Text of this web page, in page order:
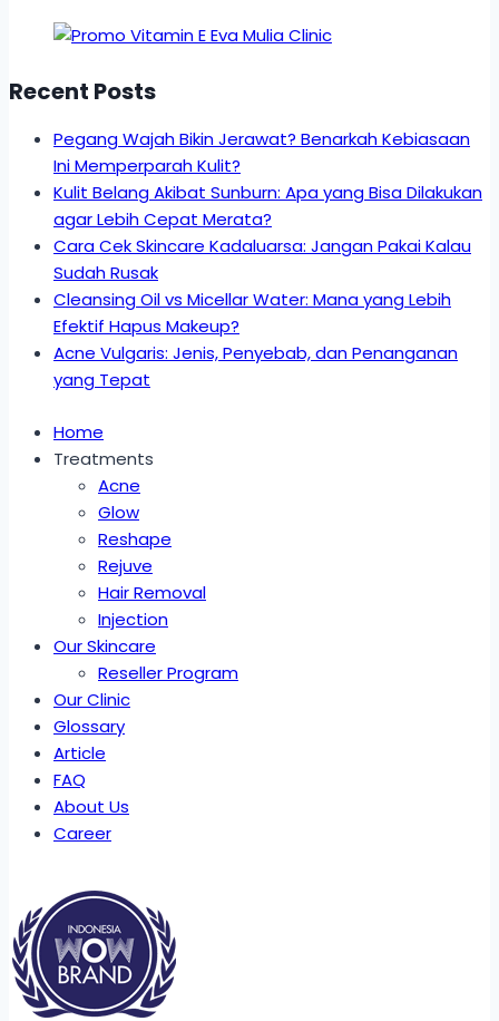
Recent Posts
Pegang Wajah Bikin Jerawat? Benarkah Kebiasaan
Ini Memperparah Kulit?
Kulit Belang Akibat Sunburn: Apa yang Bisa Dilakukan
agar Lebih Cepat Merata?
Cara Cek Skincare Kadaluarsa: Jangan Pakai Kalau
Sudah Rusak
Cleansing Oil vs Micellar Water: Mana yang Lebih
Efektif Hapus Makeup?
Acne Vulgaris: Jenis, Penyebab, dan Penanganan
yang Tepat
Home
Treatments
Acne
Glow
Reshape
Rejuve
Hair Removal
Injection
Our Skincare
Reseller Program
Our Clinic
Glossary
Article
FAQ
About Us
Career